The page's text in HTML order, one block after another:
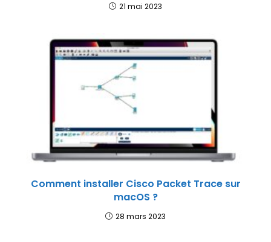
21 mai 2023
Comment installer Cisco Packet Trace sur
macOS ?
28 mars 2023